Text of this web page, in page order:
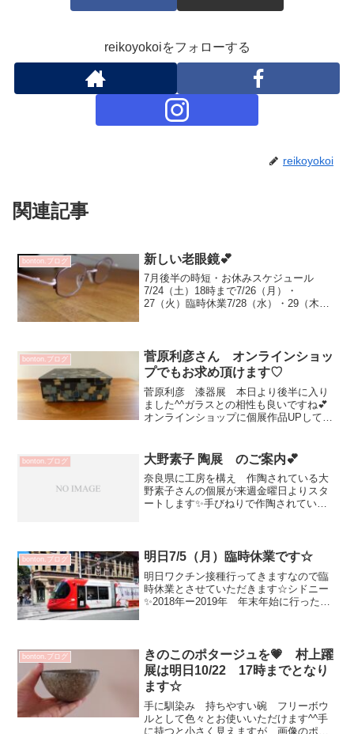
reikoyokoiをフォローする
reikoyokoi
関連記事
bonton.ブログ 新しい老眼鏡💕
7月後半の時短・お休みスケジュール
7/24（土）18時まで7/26（月）・
27（火）臨時休業7/28（水）・29（木）
受け取りにICHI ICHI 11さんへ ♡眼...
bonton.ブログ
菅原利彦さん オンラインショッ
プでもお求め頂けます♡
菅原利彦 漆器展 本日より後半に入り
ました^^ガラスとの相性も良いですね💕
オンラインショップに個展作品UPしてい
すご了承くださいませ漆器は軽くて使い
勝手もよく メンテナ...
bonton.ブログ 大野素子 陶展 のご案内💕
奈良県に工房を構え 作陶されている大
野素子さんの個展が来週金曜日よりスタ
ートします✨手びねりで作陶されていま
かな？^^お花のオブジ...
bonton.ブログ 明日7/5（月）臨時休業です☆
明日ワクチン接種行ってきますなので臨
時休業とさせていただきます☆シドニー
✨2018年ー2019年 年末年始に行った時
7/1...
bonton.ブログ
きのこのポタージュを💗 村上躍
展は明日10/22 17時までとなり
ます☆
手に馴染み 持ちやすい碗 フリーボウ
ルとして色々とお使いいただけます^^手
に持つと小さく見えますが 画像のポタ